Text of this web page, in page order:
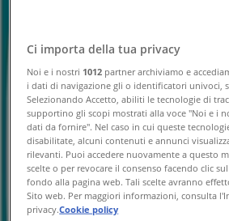
IMBATTIBILE convenienza
Scade il 18/08
Ci importa della tua privacy
Noi e i nostri 1012 partner archiviamo e
i dati di navigazione gli o identificatori univoci,
Selezionando Accetto, abiliti le tecnologie di
supportino gli scopi mostrati alla voce "Noi e i
dati da fornire". Nel caso in cui queste
disabilitate, alcuni contenuti e annunci
rilevanti. Puoi accedere nuovamente a questo
scelte o per revocare il consenso facendo clic
fondo alla pagina web. Tali scelte avranno
Sito web. Per maggiori informazioni, consulta
privacy.Cookie policy